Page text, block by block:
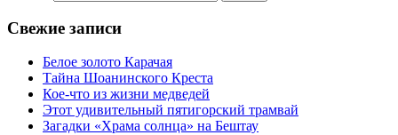
Свежие записи
Белое золото Карачая
Тайна Шоанинского Креста
Кое-что из жизни медведей
Этот удивительный пятигорский трамвай
Загадки «Храма солнца» на Бештау